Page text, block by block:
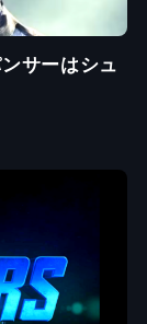
サーはシュ